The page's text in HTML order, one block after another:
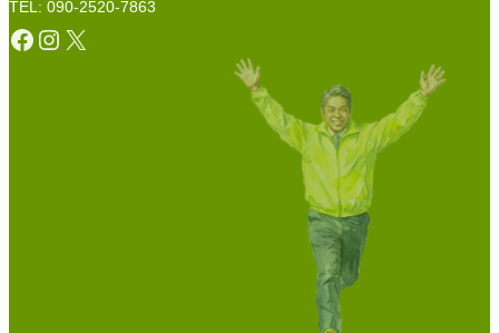
TEL: 090-2520-7863
Facebook Instagram X